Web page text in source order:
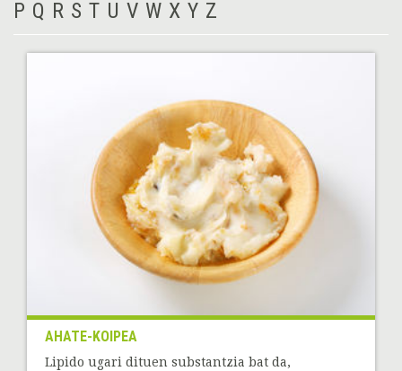
P Q R S T U V W X Y Z
AHATE-KOIPEA
Lipido ugari dituen substantzia bat da,